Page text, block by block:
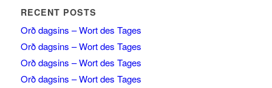
RECENT POSTS
Orð dagsins – Wort des Tages
Orð dagsins – Wort des Tages
Orð dagsins – Wort des Tages
Orð dagsins – Wort des Tages